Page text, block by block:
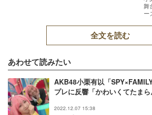
舞
ー
全文を読む
あわせて読みたい
AKB48小栗有以「
プレに反響「かわいくてたまら
2022.12.07 15:38